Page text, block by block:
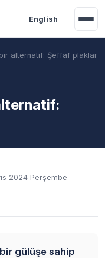
English
alternatif: Şeffaf plaklar
2024 Perşembe
bir gülüşe sahip